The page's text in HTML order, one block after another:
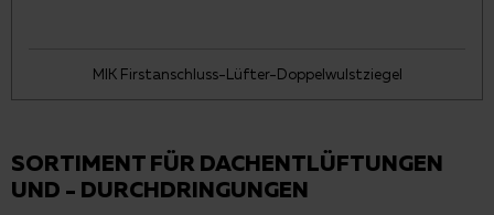
MIK Firstanschluss-Lüfter-Doppelwulstziegel
SORTIMENT FÜR DACHENTLÜFTUNGEN
UND - DURCHDRINGUNGEN